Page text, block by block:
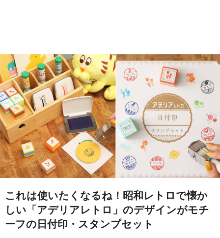
これは使いたくなるね！昭和レトロで懐か
しい「アデリアレトロ」のデザインがモチ
ーフの日付印・スタンプセット